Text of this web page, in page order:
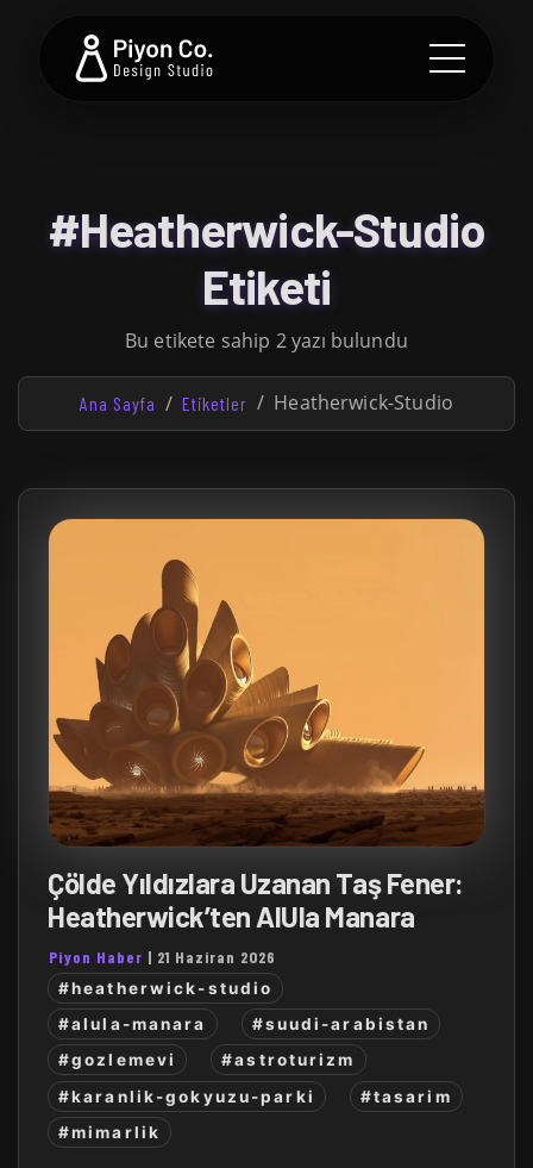
#Heatherwick-Studio
Etiketi
Bu etikete sahip 2 yazı bulundu
Ana Sayfa Etiketler Heatherwick-Studio
Çölde Yıldızlara Uzanan Taş Fener:
Heatherwick’ten AlUla Manara
Piyon Haber | 21 Haziran 2026
#heatherwick-studio
#alula-manara
#suudi-arabistan
#gozlemevi
#astroturizm
#karanlik-gokyuzu-parki
#tasarim
#mimarlik